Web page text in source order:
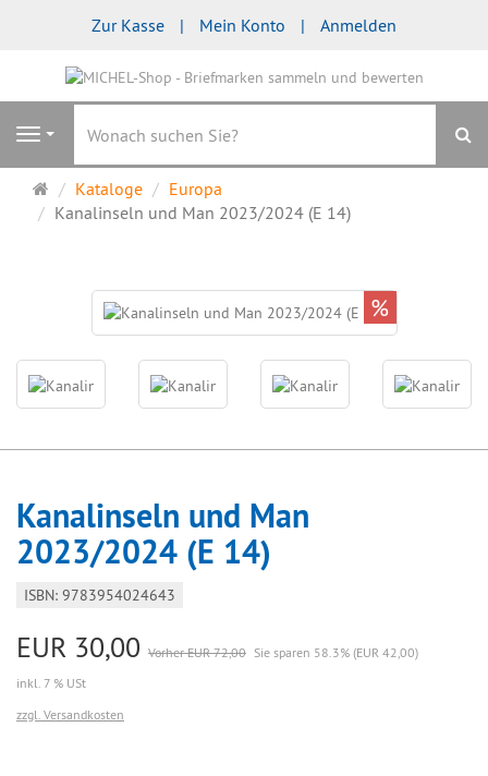
Zur Kasse Mein Konto Anmelden
Navigation
Startseite
Kataloge
Europa
Kanalinseln und Man 2023/2024 (E 14)
%
Kanalinseln und Man
2023/2024 (E 14)
ISBN: 9783954024643
EUR 30,00 Vorher EUR 72,00 Sie sparen 58.3% (EUR 42,00)
inkl. 7 % USt
zzgl. Versandkosten